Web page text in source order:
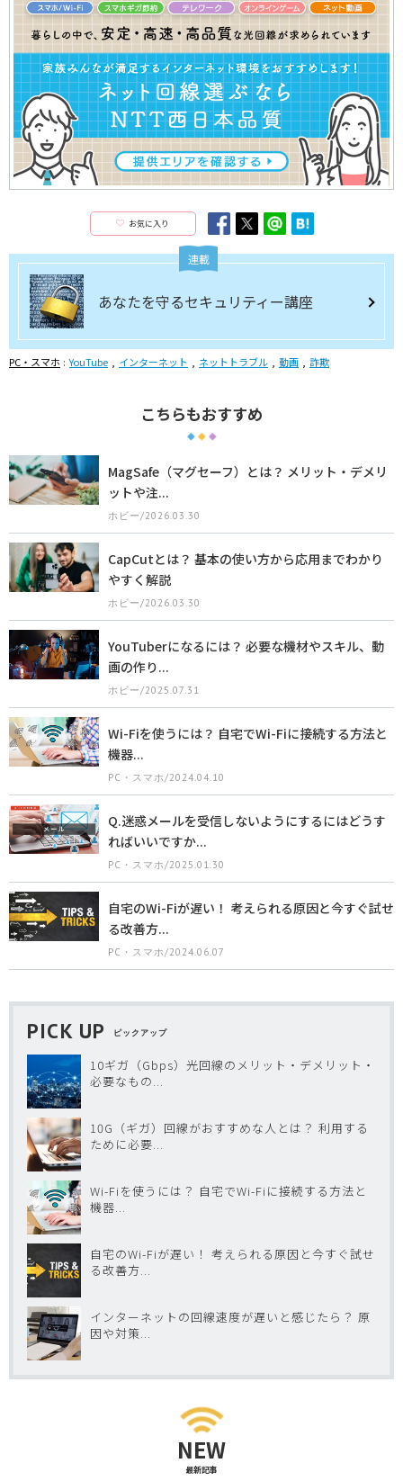
お気に入り
連載
あなたを守るセキュリティー講座
PC・スマホ YouTube インターネット ネットトラブル 動画 詐欺
こちらもおすすめ
MagSafe（マグセーフ）とは？ メリット・デメリ
ットや注...
ホビー/2026.03.30
CapCutとは？ 基本の使い方から応用までわかり
やすく解説
ホビー/2026.03.30
YouTuberになるには？ 必要な機材やスキル、動
画の作り...
ホビー/2025.07.31
Wi-Fiを使うには？ 自宅でWi-Fiに接続する方法と
機器...
PC・スマホ/2024.04.10
Q.迷惑メールを受信しないようにするにはどうす
ればいいですか...
PC・スマホ/2025.01.30
自宅のWi-Fiが遅い！ 考えられる原因と今すぐ試せ
る改善方...
PC・スマホ/2024.06.07
PICK UP ピックアップ
10ギガ（Gbps）光回線のメリット・デメリット・
必要なもの...
10G（ギガ）回線がおすすめな人とは？ 利用する
ために必要...
Wi-Fiを使うには？ 自宅でWi-Fiに接続する方法と
機器...
自宅のWi-Fiが遅い！ 考えられる原因と今すぐ試せ
る改善方...
インターネットの回線速度が遅いと感じたら？ 原
因や対策...
NEW
最新記事